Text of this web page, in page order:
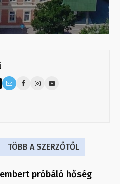
TÖBB A SZERZŐTŐL
próbáló hőség